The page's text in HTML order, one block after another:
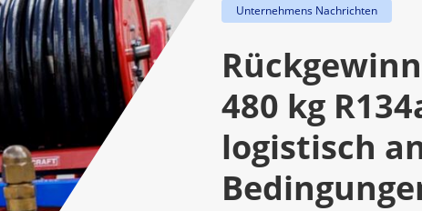
Unternehmens Nachrichten
480 kg
logistisch